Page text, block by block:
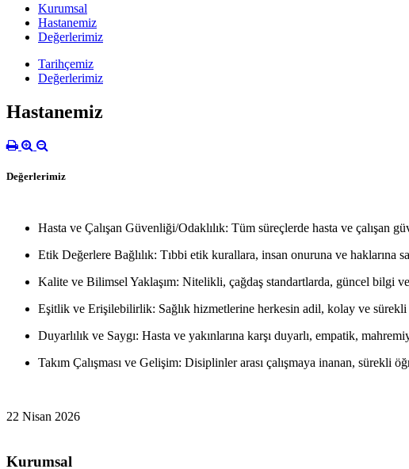
Kurumsal
Hastanemiz
Değerlerimiz
Tarihçemiz
Değerlerimiz
Hastanemiz
Değerlerimiz
Hasta ve Çalışan Güvenliği/Odaklılık: Tüm süreçlerde hasta ve çalışan
Etik Değerlere Bağlılık: Tıbbi etik kurallara, insan onuruna ve haklarına
Kalite ve Bilimsel Yaklaşım: Nitelikli, çağdaş standartlarda, güncel bilgi
Eşitlik ve Erişilebilirlik: Sağlık hizmetlerine herkesin adil, kolay ve
Duyarlılık ve Saygı: Hasta ve yakınlarına karşı duyarlı, empatik,
Takım Çalışması ve Gelişim: Disiplinler arası çalışmaya inanan, sürekli
22 Nisan 2026
Kurumsal